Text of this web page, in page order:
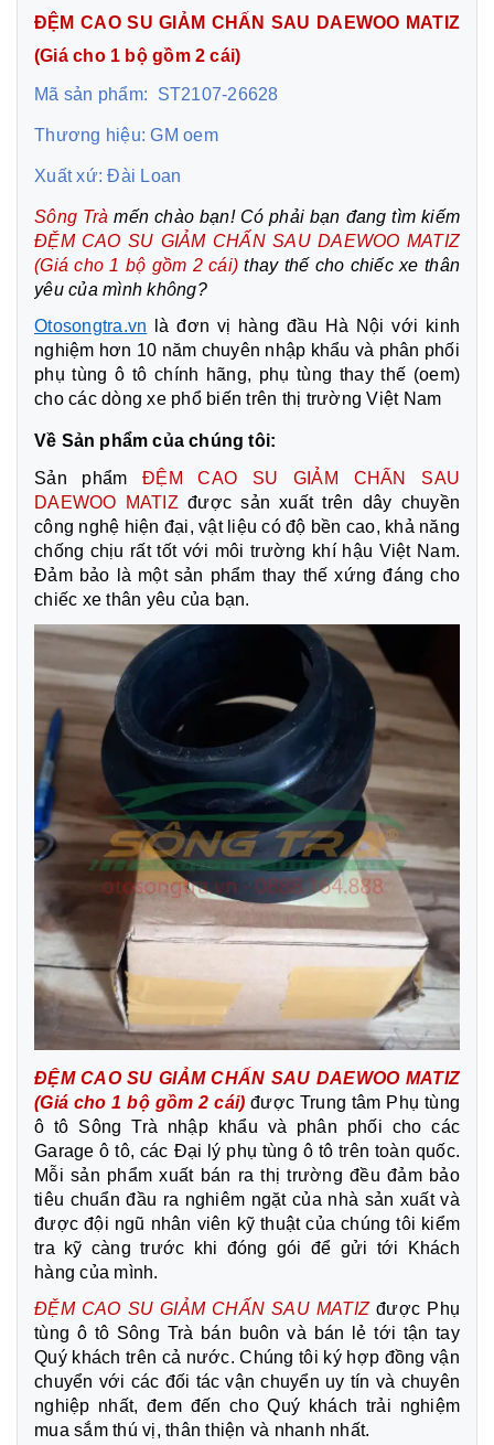
ĐỆM CAO SU GIẢM CHẤN SAU DAEWOO MATIZ
(Giá cho 1 bộ gồm 2 cái)
Mã sản phẩm: ST2107-26628
Thương hiệu: GM oem
Xuất xứ: Đài Loan
Sông Tràmến chào bạn! Có phải bạn đang tìm kiếm
ĐỆM CAO SU GIẢM CHẤN SAU DAEWOO MATIZ
(Giá cho 1 bộ gồm 2 cái) thay thế cho chiếc xe thân
yêu của mình không?
Otosongtra.vn
là đơn vị hàng đầu Hà Nội với kinh
nghiệm hơn 10 năm chuyên nhập khẩu và phân phối
phụ tùng ô tô chính hãng, phụ tùng thay thế (oem)
cho các dòng xe phổ biến trên thị trường Việt Nam
Về Sản phẩm của chúng tôi:
Sản phẩm ĐỆM CAO SU GIẢM CHẤN SAU
DAEWOO MATIZđược sản xuất trên dây chuyền
công nghệ hiện đại, vật liệu có độ bền cao, khả năng
chống chịu rất tốt với môi trường khí hậu Việt Nam.
Đảm bảo là một sản phẩm thay thế xứng đáng cho
chiếc xe thân yêu của bạn.
ĐỆM CAO SU GIẢM CHẤN SAU DAEWOO MATIZ
(Giá cho 1 bộ gồm 2 cái) được Trung tâm Phụ tùng
ô tô Sông Trà nhập khẩu và phân phối cho các
Garage ô tô, các Đại lý phụ tùng ô tô trên toàn quốc.
Mỗi sản phẩm xuất bán ra thị trường đều đảm bảo
tiêu chuẩn đầu ra nghiêm ngặt của nhà sản xuất và
được đội ngũ nhân viên kỹ thuật của chúng tôi kiểm
tra kỹ càng trước khi đóng gói để gửi tới Khách
hàng của mình.
ĐỆM CAO SU GIẢM CHẤN SAU MATIZ được Phụ
tùng ô tô Sông Trà bán buôn và bán lẻ tới tận tay
Quý khách trên cả nước. Chúng tôi ký hợp đồng vận
chuyển với các đối tác vận chuyển uy tín và chuyên
nghiệp nhất, đem đến cho Quý khách trải nghiệm
mua sắm thú vị, thân thiện và nhanh nhất.